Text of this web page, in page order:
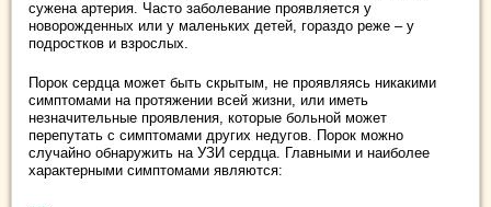
сужена артерия. Часто заболевание проявляется у
новорожденных или у маленьких детей, гораздо реже – у
подростков и взрослых.
Порок сердца может быть скрытым, не проявляясь никакими
симптомами на протяжении всей жизни, или иметь
незначительные проявления, которые больной может
перепутать с симптомами других недугов. Порок можно
случайно обнаружить на УЗИ сердца. Главными и наиболее
характерными симптомами являются: